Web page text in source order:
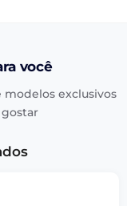
você
exclusivos